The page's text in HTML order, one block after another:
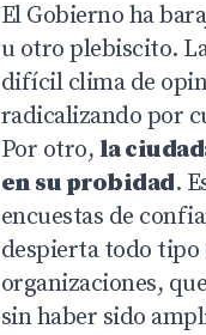
El Gobierno ha
u otro plebiscito.
difícil clima de
radicalizando por
Por otro, la
en su probidad.
encuestas de
despierta todo tipo
organizaciones,
sin haber sido